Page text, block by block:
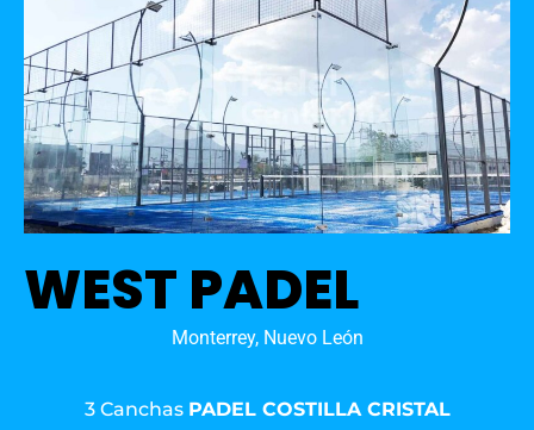
WEST PADEL
Monterrey, Nuevo León
3 Canchas PADEL COSTILLA CRISTAL